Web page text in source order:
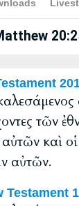
>Greek> Matthew 20:25
τῶν
καὶ
αὐτῶν.
Testament